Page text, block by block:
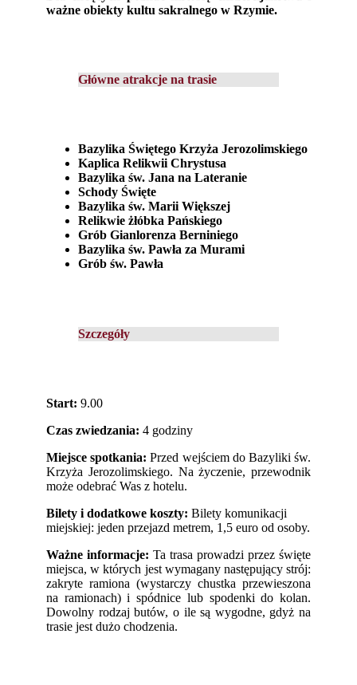
ważne obiekty kultu sakralnego w Rzymie.
Główne atrakcje na trasie
Bazylika Świętego Krzyża Jerozolimskiego
Kaplica Relikwii Chrystusa
Bazylika św. Jana na Lateranie
Schody Święte
Bazylika św. Marii Większej
Relikwie żłóbka Pańskiego
Grób Gianlorenza Berniniego
Bazylika św. Pawła za Murami
Grób św. Pawła
Szczegóły
Start: 9.00
Czas zwiedzania: 4 godziny
Miejsce spotkania: Przed wejściem do Bazyliki św.
Krzyża Jerozolimskiego. Na życzenie, przewodnik
może odebrać Was z hotelu.
Bilety i dodatkowe koszty: Bilety komunikacji
miejskiej: jeden przejazd metrem, 1,5 euro od osoby.
Ważne informacje: Ta trasa prowadzi przez święte
miejsca, w których jest wymagany następujący strój:
zakryte ramiona (wystarczy chustka przewieszona
na ramionach) i spódnice lub spodenki do kolan.
Dowolny rodzaj butów, o ile są wygodne, gdyż na
trasie jest dużo chodzenia.